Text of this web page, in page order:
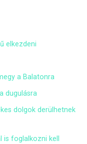
elkezdeni
a Balatonra
dugulásra
dolgok derülhetnek
foglalkozni kell